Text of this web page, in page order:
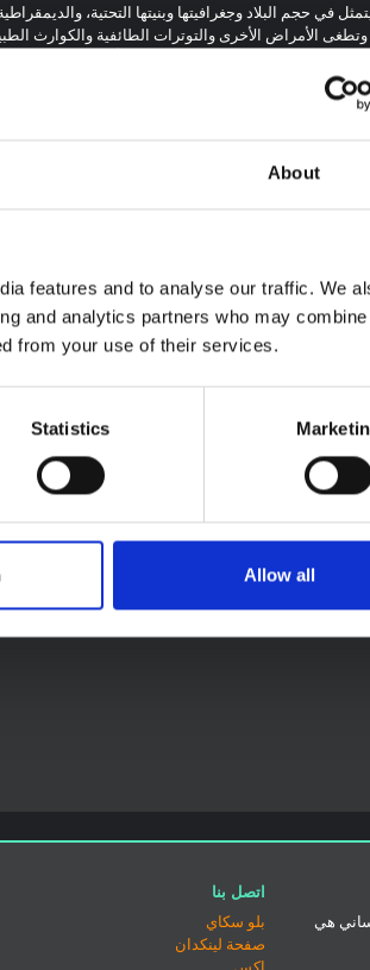
About
features and to analyse our traffic. We
and analytics partners who may
from your use of their services.
Statistics
Allow all
في حجم البلاد وجغرافيتها وبنيتها التحتية،
وتطغى الأمراض الأخرى والتوترات الطائفية والكوارث
الإمراض على صحة الإنسان والأمن الغذائي. ومع
الأعمال والمجتمع المدني والقومية، تظهر أنها أساسية،
والحوكمة المرتبطة بالمنظمات الدولية التي تقود
من
شرط
ملاحظة سياقية حول تفشي
إيبولا بونديبوغيو في إيتوري
(2026)
إيتوري، التي تتأثر حاليًا بتفشي فيروس
بوندييبوغيو. لا تتناول المذكرة مباشرة
والتطورات الأخيرة في الاستجابة لفيروس
هي
اتصل بنا
بلو سكاي
صفحة لينكدان
إكس